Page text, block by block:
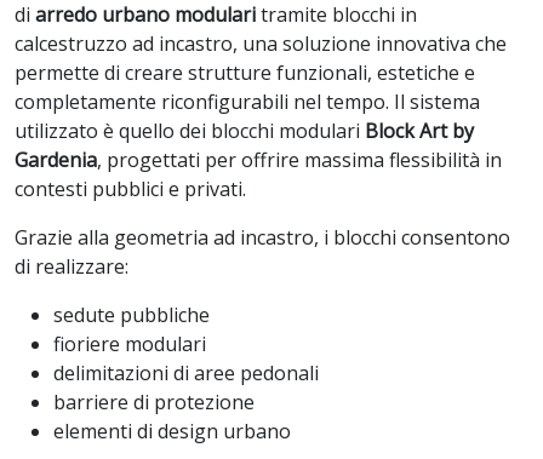
di arredo urbano modularitramite blocchi in
calcestruzzo ad incastro, una soluzione innovativa che
permette di creare strutture funzionali, estetiche e
completamente riconfigurabili nel tempo. Il sistema
utilizzato è quello dei blocchi modulari Block Art by
Gardenia, progettati per offrire massima flessibilità in
contesti pubblici e privati.
Grazie alla geometria ad incastro, i blocchi consentono
di realizzare:
sedute pubbliche
fioriere modulari
delimitazioni di aree pedonali
barriere di protezione
elementi di design urbano